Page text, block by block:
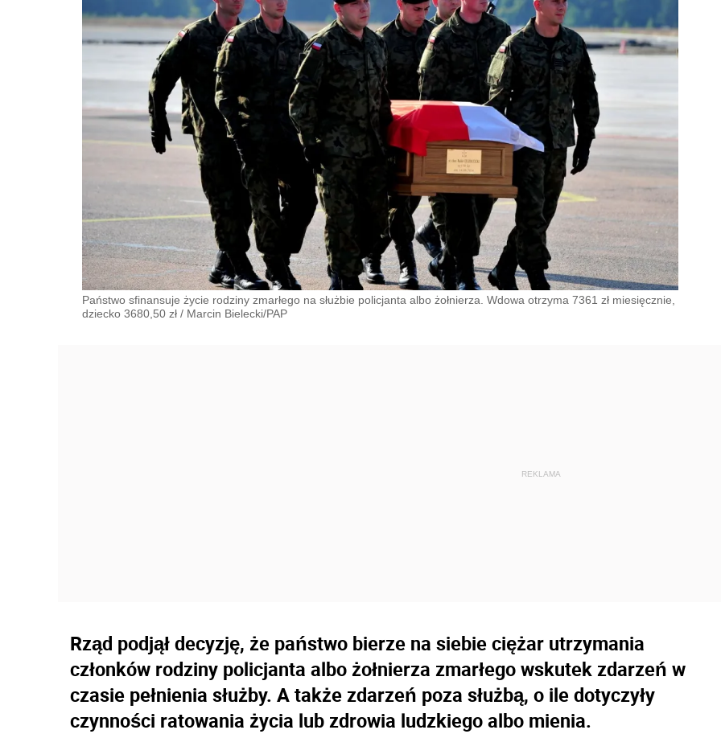
Państwo sfinansuje życie rodziny zmarłego na służbie policjanta albo żołnierza. Wdowa otrzyma 7361 zł miesięcznie,
dziecko 3680,50 zł / Marcin Bielecki/PAP
Rząd podjął decyzję, że państwo bierze na siebie ciężar utrzymania
członków rodziny policjanta albo żołnierza zmarłego wskutek zdarzeń w
czasie pełnienia służby. A także zdarzeń poza służbą, o ile dotyczyły
czynności ratowania życia lub zdrowia ludzkiego albo mienia.